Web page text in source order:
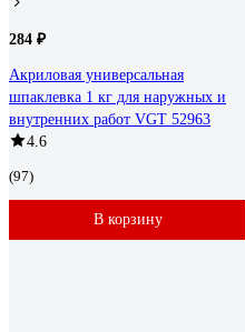
284 ₽
Акриловая универсальная
шпаклевка 1 кг для наружных и
внутренних работ VGT 52963
4.6
(97)
В корзину